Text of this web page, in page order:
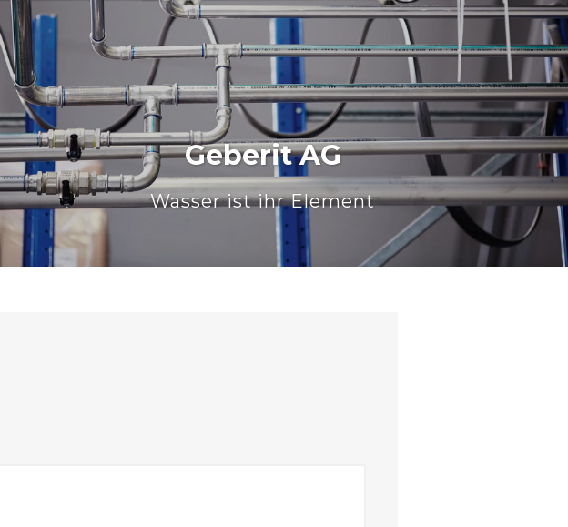
Geberit AG
Wasser ist ihr Element